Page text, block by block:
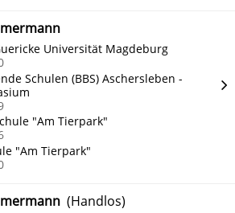
Universität Magdeburg
Schulen (BBS) Aschersleben -
"Am Tierpark"
"Am Tierpark"
(Handlos)